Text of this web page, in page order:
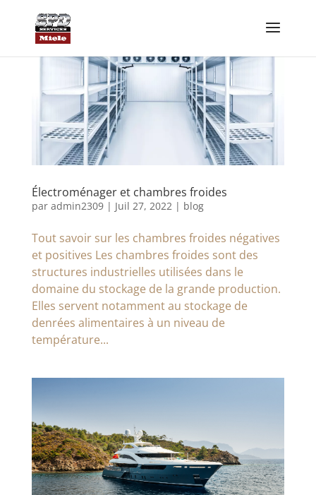
Électroménager et chambres froides
par admin2309| Juil 27, 2022| blog
Tout savoir sur les chambres froides négatives
et positives Les chambres froides sont des
structures industrielles utilisées dans le
domaine du stockage de la grande production.
Elles servent notamment au stockage de
denrées alimentaires à un niveau de
température...